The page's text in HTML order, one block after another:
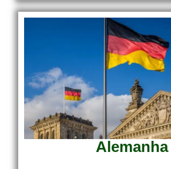
Alemanha